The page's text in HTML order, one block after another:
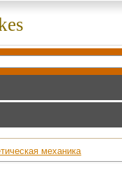
механика